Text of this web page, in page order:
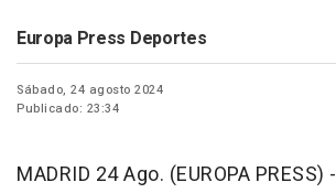
Europa Press Deportes
Sábado, 24 agosto 2024
Publicado: 23:34
MADRID 24 Ago. (EUROPA PRESS) -